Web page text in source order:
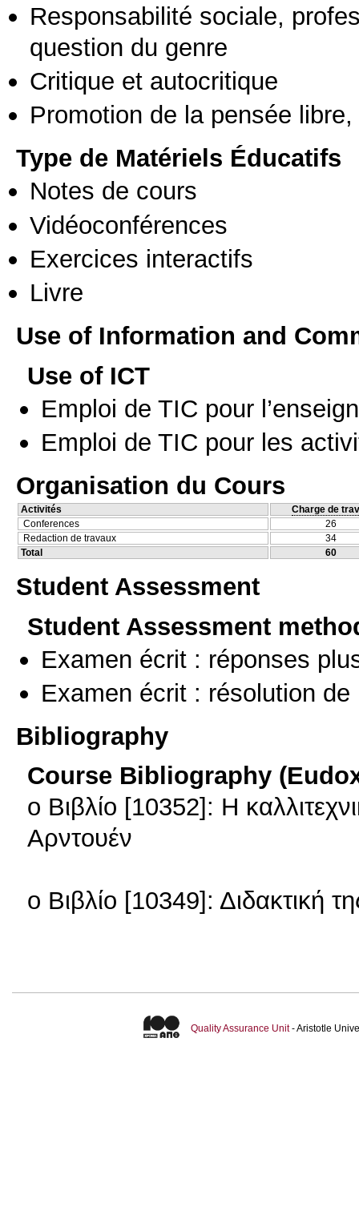
Responsabilité sociale,
question du genre
Critique et autocritique
Promotion de la pensée
Type de Matériels Éducatifs
Notes de cours
Vidéoconférences
Exercices interactifs
Livre
Use of Information and
Use of ICT
Emploi de TIC pour
Emploi de TIC pour les
Organisation du Cours
Activités
Charge de
Conferences
26
Redaction de travaux
34
Total
60
Student Assessment
Student Assessment
Examen écrit : réponses
Examen écrit : résolution de
Bibliography
Course Bibliography
o Βιβλίο [10352]: Η
Αρντουέν
o Βιβλίο [10349]: Διδακτική
Quality Assurance Unit- Aristotle